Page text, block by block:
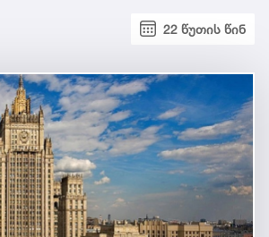
22 წუთის წინ